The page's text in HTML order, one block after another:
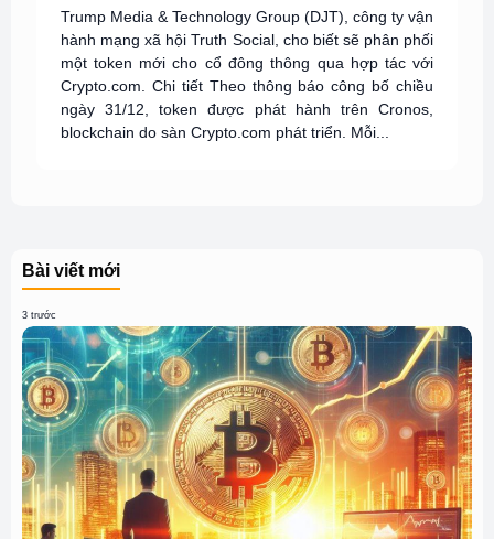
Trump Media & Technology Group (DJT), công ty vận
hành mạng xã hội Truth Social, cho biết sẽ phân phối
một token mới cho cổ đông thông qua hợp tác với
Crypto.com. Chi tiết Theo thông báo công bố chiều
ngày 31/12, token được phát hành trên Cronos,
blockchain do sàn Crypto.com phát triển. Mỗi...
Bài viết mới
3 trước